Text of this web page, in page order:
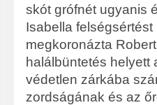
skót grófnét ugyanis
Isabella
megkoronázta
halálbüntetés helyett
védetlen zárkába
zordságának és az